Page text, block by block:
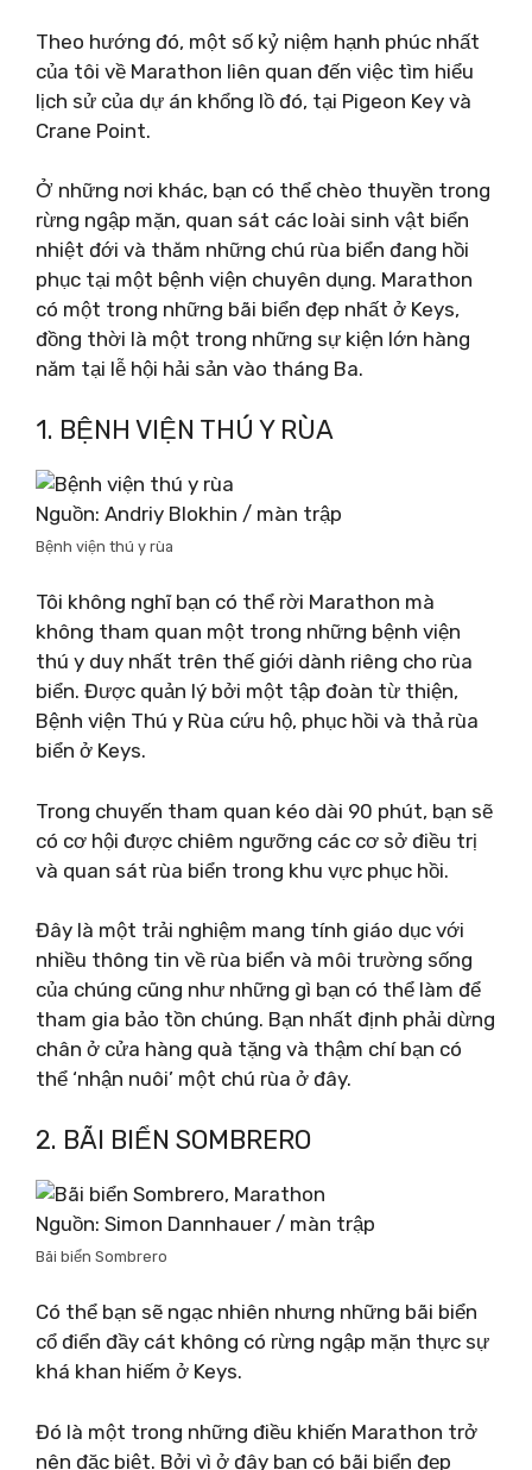
Theo hướng đó, một số kỷ niệm hạnh phúc nhất
của tôi về Marathon liên quan đến việc tìm hiểu
lịch sử của dự án khổng lồ đó, tại Pigeon Key và
Crane Point.
Ở những nơi khác, bạn có thể chèo thuyền trong
rừng ngập mặn, quan sát các loài sinh vật biển
nhiệt đới và thăm những chú rùa biển đang hồi
phục tại một bệnh viện chuyên dụng. Marathon
có một trong những bãi biển đẹp nhất ở Keys,
đồng thời là một trong những sự kiện lớn hàng
năm tại lễ hội hải sản vào tháng Ba.
1. BỆNH VIỆN THÚ Y RÙA
Nguồn: Andriy Blokhin / màn trập
Bệnh viện thú y rùa
Tôi không nghĩ bạn có thể rời Marathon mà
không tham quan một trong những bệnh viện
thú y duy nhất trên thế giới dành riêng cho rùa
biển. Được quản lý bởi một tập đoàn từ thiện,
Bệnh viện Thú y Rùa cứu hộ, phục hồi và thả rùa
biển ở Keys.
Trong chuyến tham quan kéo dài 90 phút, bạn sẽ
có cơ hội được chiêm ngưỡng các cơ sở điều trị
và quan sát rùa biển trong khu vực phục hồi.
Đây là một trải nghiệm mang tính giáo dục với
nhiều thông tin về rùa biển và môi trường sống
của chúng cũng như những gì bạn có thể làm để
tham gia bảo tồn chúng. Bạn nhất định phải dừng
chân ở cửa hàng quà tặng và thậm chí bạn có
thể ‘nhận nuôi’ một chú rùa ở đây.
2. BÃI BIỂN SOMBRERO
Nguồn: Simon Dannhauer / màn trập
Bãi biển Sombrero
Có thể bạn sẽ ngạc nhiên nhưng những bãi biển
cổ điển đầy cát không có rừng ngập mặn thực sự
khá khan hiếm ở Keys.
Đó là một trong những điều khiến Marathon trở
nên đặc biệt. Bởi vì ở đây bạn có bãi biển đẹp